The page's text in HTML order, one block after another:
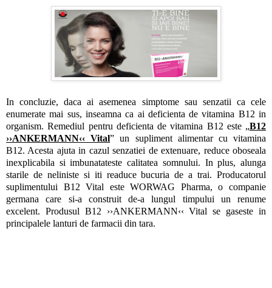
In concluzie, daca ai asemenea simptome sau senzatii ca cele
enumerate mai sus, inseamna ca ai deficienta de vitamina B12 in
organism. Remediul pentru deficienta de vitamina B12 este „B12
››ANKERMANN‹‹ Vital” un supliment alimentar cu vitamina
B12. Acesta ajuta in cazul senzatiei de extenuare, reduce oboseala
inexplicabila si imbunatateste calitatea somnului. In plus, alunga
starile de neliniste si iti readuce bucuria de a trai. Producatorul
suplimentului B12 Vital este WORWAG Pharma, o companie
germana care si-a construit de-a lungul timpului un renume
excelent. Produsul B12 ››ANKERMANN‹‹ Vital se gaseste in
principalele lanturi de farmacii din tara.